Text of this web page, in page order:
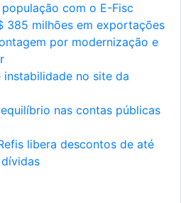
com o E-Fisc
385 milhões em exportações
por modernização e
no site da
nas contas públicas
libera descontos de até